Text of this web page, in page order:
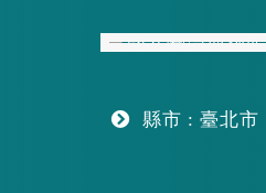
縣市 : 臺北市